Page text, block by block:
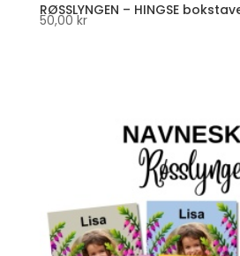
RØSSLYNGEN – HINGSE
50,00 kr